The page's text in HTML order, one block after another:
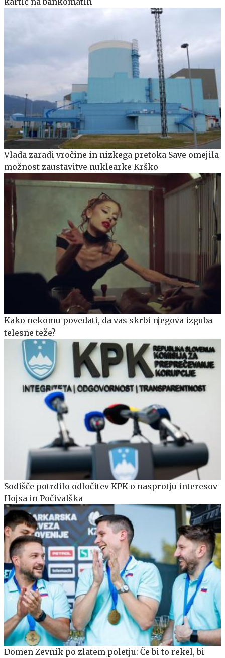
Vlada zaradi vročine in nizkega pretoka Save omejila
možnost zaustavitve nuklearke Krško
Kako nekomu povedati, da vas skrbi njegova izguba
telesne teže?
Sodišče potrdilo odločitev KPK o nasprotju interesov
Hojsa in Počivalška
Domen Zevnik po zlatem poletju: Če bi to rekel, bi